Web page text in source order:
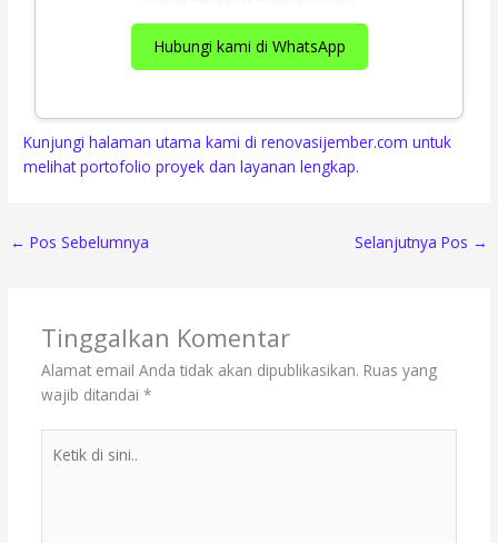
Hubungi kami di WhatsApp
Kunjungi halaman utama kami di renovasijember.com untuk
melihat portofolio proyek dan layanan lengkap.
← Pos Sebelumnya Selanjutnya Pos →
Tinggalkan Komentar
Alamat email Anda tidak akan dipublikasikan. Ruas yang
wajib ditandai *